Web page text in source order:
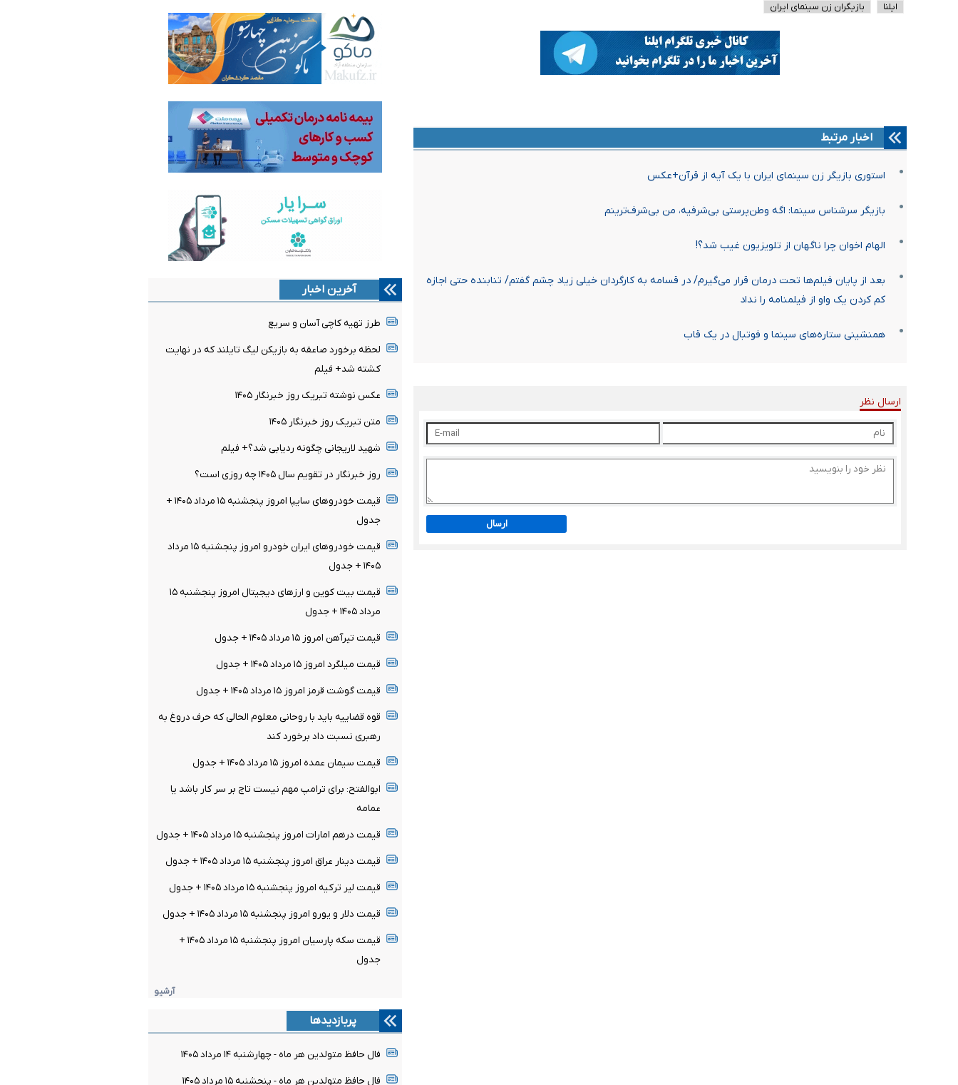
ایلنا بازیگران زن سینمای ایران
اخبار مرتبط
استوری بازیگر زن سینمای ایران با یک آیه از قرآن+عکس
بازیگر سرشناس سینما: اگه وطن‌پرستی بی‌شرفیه، من بی‌شرف‌ترینم
الهام اخوان چرا ناگهان از تلویزیون غیب شد؟!
بعد از پایان‌ فیلم‌ها تحت درمان قرار می‌گیرم/ در قسامه به کارگردان خیلی زیاد چشم گفتم/ تنابنده حتی اجازه
کم کردن یک واو از فیلمنامه را نداد
همنشینی ستاره‌های سینما و فوتبال در یک قاب
ارسال نظر
ارسال
آخرین اخبار
طرز تهیه کاچی آسان و سریع
لحظه برخورد صاعقه به بازیکن لیگ تایلند که در نهایت
کشته شد+ فیلم
عکس نوشته تبریک روز خبرنگار ۱۴۰۵
متن تبریک روز خبرنگار ۱۴۰۵
شهید لاریجانی چگونه ردیابی شد؟+ فیلم
روز خبرنگار در تقویم سال ۱۴۰۵ چه روزی است؟
قیمت خودرو‌های سایپا امروز پنجشنبه ۱۵ مرداد ۱۴۰۵ +
جدول
قیمت خودرو‌های ایران خودرو امروز پنجشنبه ۱۵ مرداد
۱۴۰۵ + جدول
قیمت بیت کوین و ارز‌های دیجیتال امروز پنجشنبه ۱۵
مرداد ۱۴۰۵ + جدول
قیمت تیرآهن امروز ۱۵ مرداد ۱۴۰۵ + جدول
قیمت میلگرد امروز ۱۵ مرداد ۱۴۰۵ + جدول
قیمت گوشت قرمز امروز ۱۵ مرداد ۱۴۰۵ + جدول
قوه قضاییه باید با روحانی معلوم الحالی که حرف دروغ به
رهبری نسبت داد برخورد کند
قیمت سیمان عمده امروز ۱۵ مرداد ۱۴۰۵ + جدول
ابوالفتح: برای ترامپ مهم نیست تاج بر سر کار باشد یا
عمامه
قیمت درهم امارات امروز پنجشنبه ۱۵ مرداد ۱۴۰۵ + جدول
قیمت دینار عراق امروز پنجشنبه ۱۵ مرداد ۱۴۰۵ + جدول
قیمت لیر ترکیه امروز پنجشنبه ۱۵ مرداد ۱۴۰۵ + جدول
قیمت دلار و یورو امروز پنجشنبه ۱۵ مرداد ۱۴۰۵ + جدول
قیمت سکه پارسیان امروز پنجشنبه ۱۵ مرداد ۱۴۰۵ +
جدول
آرشیو
پربازدیدها
فال حافظ متولدین هر ماه - چهارشنبه ۱۴ مرداد ۱۴۰۵
فال حافظ متولدین هر ماه - پنجشنبه ۱۵ مرداد ۱۴۰۵